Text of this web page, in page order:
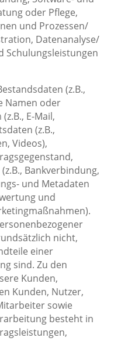
oder Pflege,
und Prozessen/
Datenanalyse/
Schulungsleistungen
(z.B.,
Namen oder
E-Mail,
(z.B.,
Videos),
Bankverbindung,
und Metadaten
und
nicht,
einer
sind. Zu den
Kunden,
Kunden, Nutzer,
sowie
besteht in